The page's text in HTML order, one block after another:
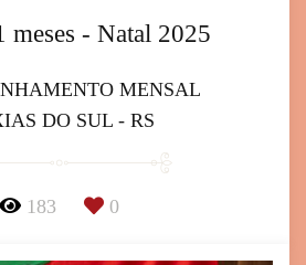
meses - Natal 2025
MENSAL
DO SUL - RS
183 0